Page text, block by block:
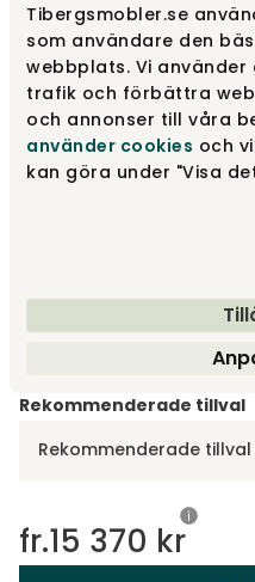
Tibergsmobler.se
som användare den
webbplats. Vi
trafik och förbättra
och annonser till våra
använder cookies och
kan göra under "Visa
Colpus | Svarta ben
Colpus | Ljusa ben
Gör dina val
Rekommenderade tillval
Rekommenderade tillval
fr.15 370 kr